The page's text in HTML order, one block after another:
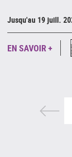
Jusqu'au 19 juill.
EN SAVOIR +